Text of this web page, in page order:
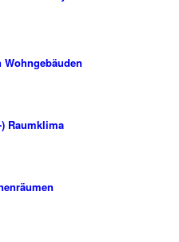
Raumklima